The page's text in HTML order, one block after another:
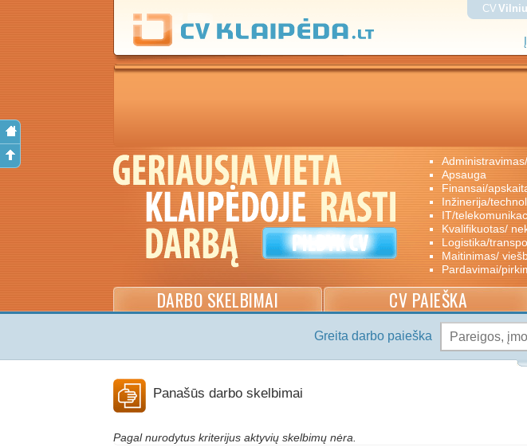
CV
apsauga
finansai/
inžinerija/
IT/
kvalifikuotas/
logistika/
maitinimas/
pardavimai/
DARBO SKELBIMAI CV PAIEŠKA
Greita darbo paieška
Panašūs darbo skelbimai
Pagal nurodytus kriterijus aktyvių skelbimų nėra.